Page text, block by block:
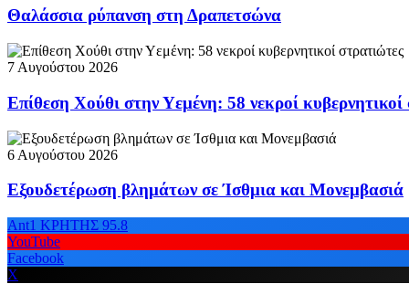
Θαλάσσια ρύπανση στη Δραπετσώνα
7 Αυγούστου 2026
Επίθεση Χούθι στην Υεμένη: 58 νεκροί κυβερνητικοί
6 Αυγούστου 2026
Εξουδετέρωση βλημάτων σε Ίσθμια και Μονεμβασιά
Ant1 ΚΡΗΤΗΣ 95.8
YouTube
Facebook
X